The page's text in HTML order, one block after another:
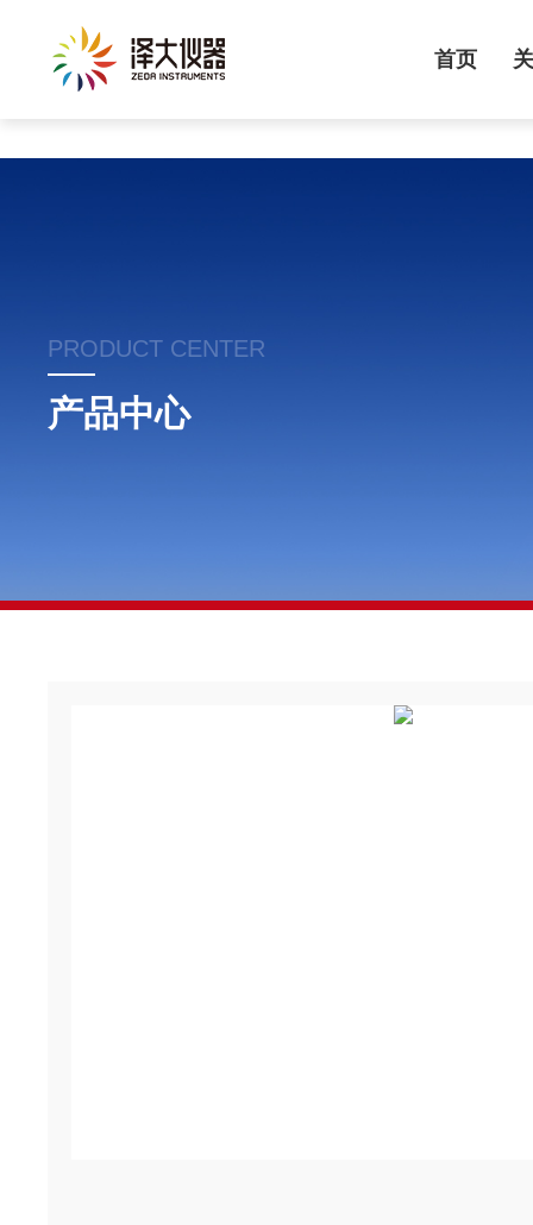
首页
PRODUCT CENTER
产品中心